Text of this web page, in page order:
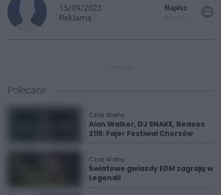
15/09/2023
Reklama
Napisz
Polecane
Czas Wolny
Alan Walker, DJ SNAKE, Bedoes
2115: Fajer Festiwal Chorzów
Czas Wolny
Światowe gwiazdy EDM zagrają w
Legendii